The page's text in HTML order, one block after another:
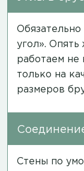
угол». Опять
работаем не
только на
размеров
Стены по